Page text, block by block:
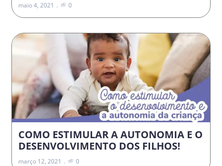
maio 4, 2021 0
COMO ESTIMULAR A AUTONOMIA E O
DESENVOLVIMENTO DOS FILHOS!
março 12, 2021 0